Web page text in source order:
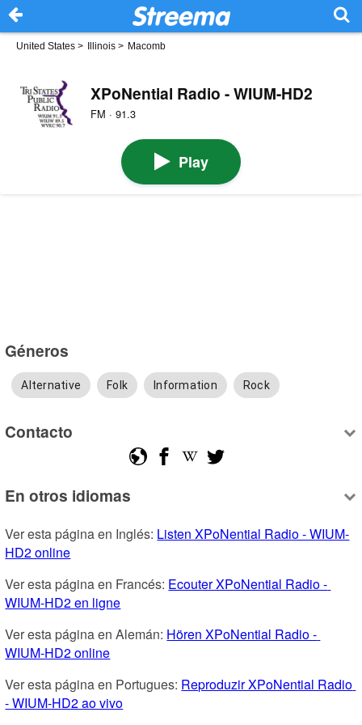
United States > Illinois > Macomb
XPoNential Radio - WIUM-HD2
FM · 91.3
Play
Géneros
Alternative Folk Information Rock
Contacto
En otros idiomas
Ver esta página en Inglés: Listen XPoNential Radio - WIUM-
HD2 online
Ver esta página en Francés: Ecouter XPoNential Radio -
WIUM-HD2 en ligne
Ver esta página en Alemán: Hören XPoNential Radio -
WIUM-HD2 online
Ver esta página en Portugues: Reproduzir XPoNential Radio
- WIUM-HD2 ao vivo